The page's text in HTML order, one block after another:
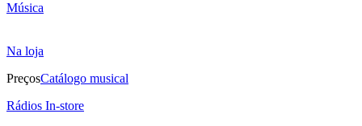
Música
Na loja
PreçosCatálogo musical
Rádios In-store